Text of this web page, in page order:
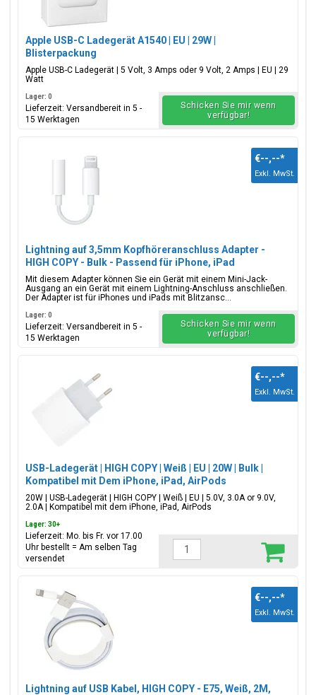
Apple USB-C Ladegerät A1540 | EU | 29W |
Blisterpackung
Apple USB-C Ladegerät | 5 Volt, 3 Amps oder 9 Volt, 2 Amps | EU | 29
Watt
Lager: 0
Lieferzeit: Versandbereit in 5 -
15 Werktagen
Schicken Sie mir wenn
verfügbar!
Lightning auf 3,5mm Kopfhöreranschluss Adapter -
HIGH COPY - Bulk - Passend für iPhone, iPad
Mit diesem Adapter können Sie ein Gerät mit einem Mini-Jack-
Ausgang an ein Gerät mit einem Lightning-Anschluss anschließen.
Der Adapter ist für iPhones und iPads mit Blitzansc...
€--,--*
Exkl. MwSt.
Lager: 0
Lieferzeit: Versandbereit in 5 -
15 Werktagen
Schicken Sie mir wenn
verfügbar!
USB-Ladegerät | HIGH COPY | Weiß | EU | 20W | Bulk |
Kompatibel mit Dem iPhone, iPad, AirPods
20W | USB-Ladegerät | HIGH COPY | Weiß | EU | 5.0V, 3.0A or 9.0V,
2.0A | Kompatibel mit dem iPhone, iPad, AirPods
€--,--*
Exkl. MwSt.
Lager: 30+
Lieferzeit: Mo. bis Fr. vor 17.00
Uhr bestellt = Am selben Tag
versendet
Lightning auf USB Kabel, HIGH COPY - E75, Weiß, 2M,
€--,--*
Exkl. MwSt.